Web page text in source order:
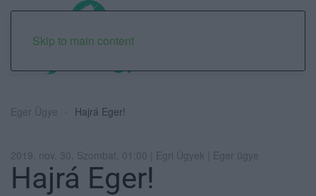
Skip to main content
Eger Ügye Hajrá Eger!
2019. nov. 30. Szombat, 01:00 | Egri Ügyek | Eger ügye
Hajrá Eger!